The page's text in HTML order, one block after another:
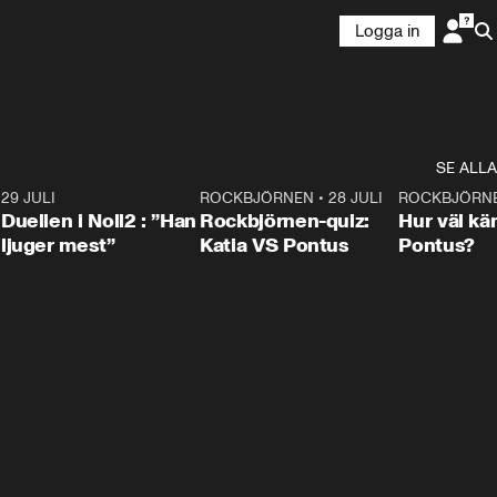
Logga in
SE ALLA
29 JULI
Duellen i Noll2 : ”Han
ljuger mest”
0:15
ROCKBJÖRNEN •28 JULI
Rockbjörnen-quiz:
Katia VS Pontus
Hur väl
Pontus?